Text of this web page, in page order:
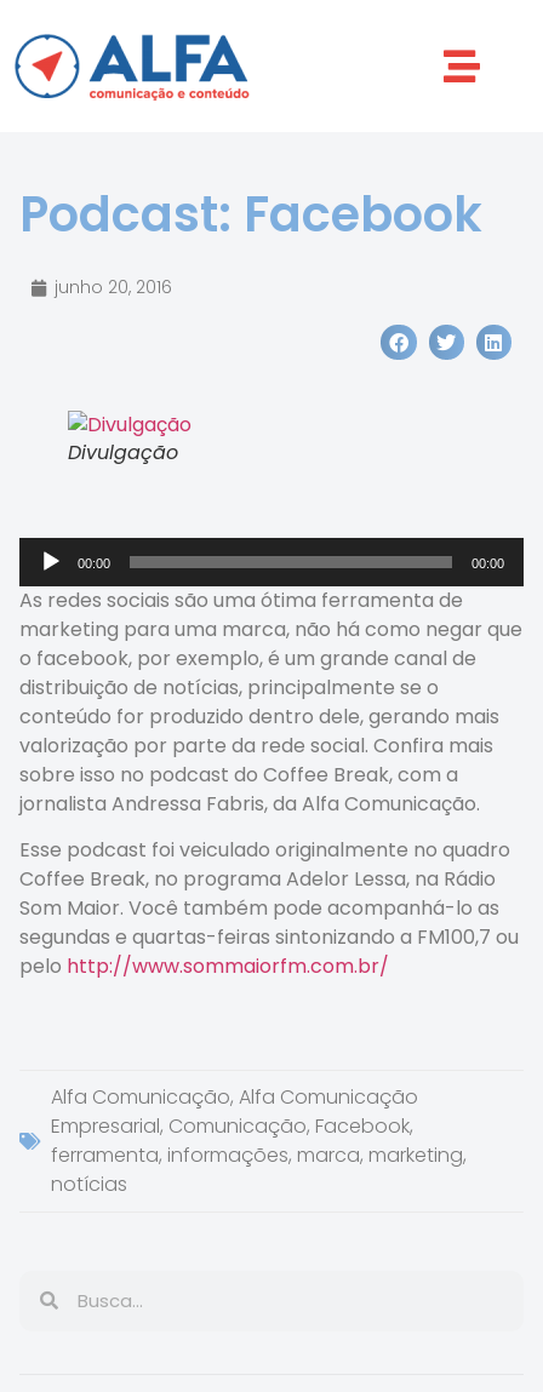
Podcast: Facebook
junho 20, 2016
Divulgação
Tocador
de
áudio
00:00 00:00
As redes sociais são uma ótima ferramenta de
marketing para uma marca, não há como negar que
o facebook, por exemplo, é um grande canal de
distribuição de notícias, principalmente se o
conteúdo for produzido dentro dele, gerando mais
valorização por parte da rede social. Confira mais
sobre isso no podcast do Coffee Break, com a
jornalista Andressa Fabris, da Alfa Comunicação.
Esse podcast foi veiculado originalmente no quadro
Coffee Break, no programa Adelor Lessa, na Rádio
Som Maior. Você também pode acompanhá-lo as
segundas e quartas-feiras sintonizando a FM100,7 ou
pelo http://www.sommaiorfm.com.br/
Alfa Comunicação, Alfa Comunicação
Empresarial, Comunicação, Facebook,
ferramenta, informações, marca, marketing,
notícias